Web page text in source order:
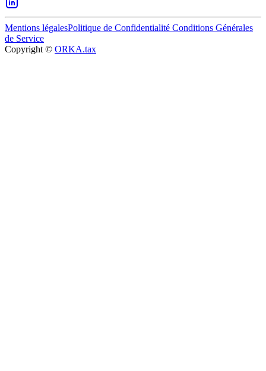
Mentions légalesPolitique de Confidentialité Conditions Générales
de Service
Copyright © ORKA.tax